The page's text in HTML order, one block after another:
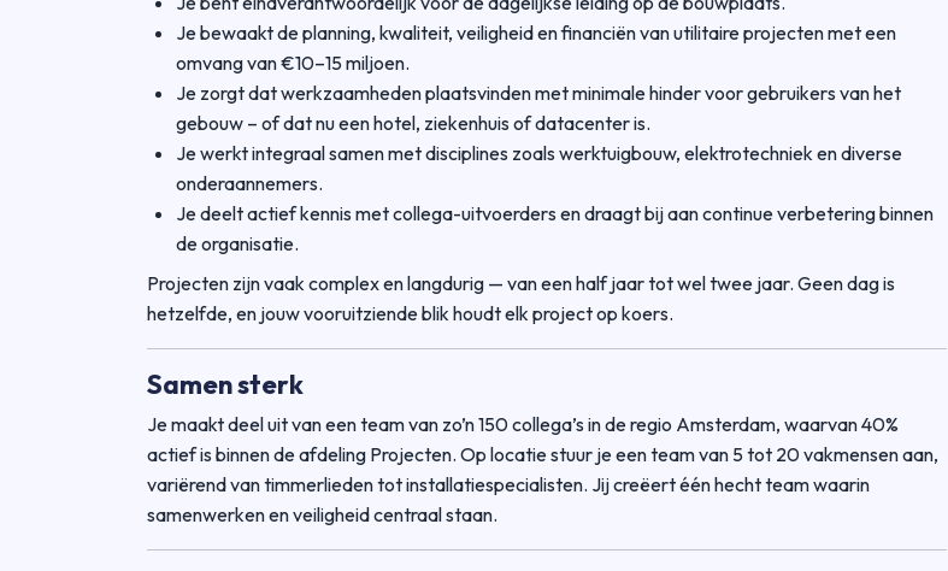
Je bewaakt de planning, kwaliteit, veiligheid en financiën van utilitaire projecten met een
omvang van €10–15 miljoen.
Je zorgt dat werkzaamheden plaatsvinden met minimale hinder voor gebruikers van het
gebouw – of dat nu een hotel, ziekenhuis of datacenter is.
Je werkt integraal samen met disciplines zoals werktuigbouw, elektrotechniek en diverse
onderaannemers.
Je deelt actief kennis met collega-uitvoerders en draagt bij aan continue verbetering binnen
de organisatie.
Projecten zijn vaak complex en langdurig — van een half jaar tot wel twee jaar. Geen dag is
hetzelfde, en jouw vooruitziende blik houdt elk project op koers.
Samen sterk
Je maakt deel uit van een team van zo’n 150 collega’s in de regio Amsterdam, waarvan 40%
actief is binnen de afdeling Projecten. Op locatie stuur je een team van 5 tot 20 vakmensen aan,
variërend van timmerlieden tot installatiespecialisten. Jij creëert één hecht team waarin
samenwerken en veiligheid centraal staan.